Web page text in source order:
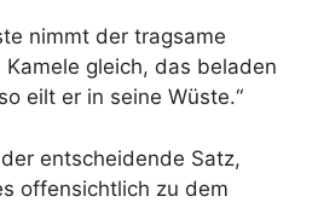
nimmt der tragsame
gleich, das beladen
eilt er in seine Wüste.“
entscheidende Satz,
offensichtlich zu dem